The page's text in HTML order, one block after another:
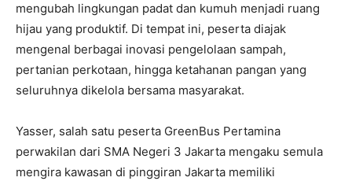
mengubah lingkungan padat dan kumuh menjadi ruang
hijau yang produktif. Di tempat ini, peserta diajak
mengenal berbagai inovasi pengelolaan sampah,
pertanian perkotaan, hingga ketahanan pangan yang
seluruhnya dikelola bersama masyarakat.
Yasser, salah satu peserta GreenBus Pertamina
perwakilan dari SMA Negeri 3 Jakarta mengaku semula
mengira kawasan di pinggiran Jakarta memiliki